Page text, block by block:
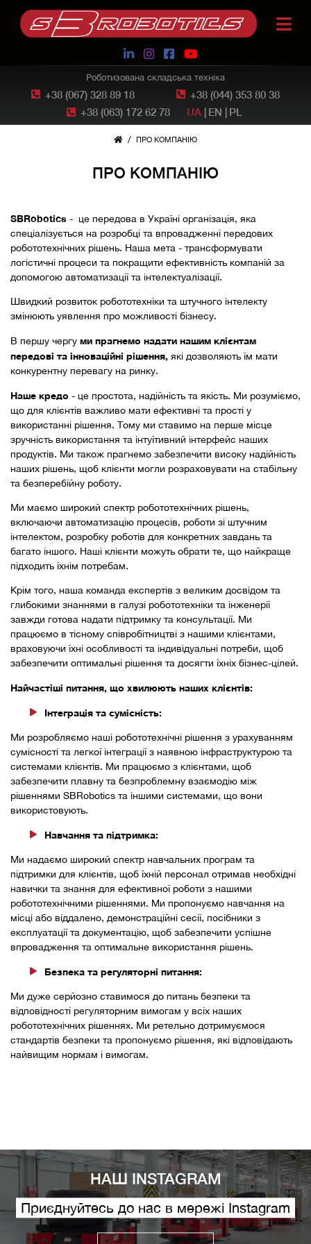
+38 (067) 328 89 18 +38 (044) 353 80 38
Роботизована складська техніка
+38 (063) 172 62 78 UA EN PL
/ ПРО КОМПАНІЮ
ПРО КОМПАНІЮ
SBRobotics - це передова в Україні організація, яка
спеціалізується на розробці та впровадженні передових
робототехнічних рішень. Наша мета - трансформувати
логістичні процеси та покращити ефективність компаній за
допомогою автоматизації та інтелектуалізації.
Швидкий розвиток робототехніки та штучного інтелекту
змінюють уявлення про можливості бізнесу.
В першу чергу ми прагнемо надати нашим клієнтам
передові та інноваційні рішення, які дозволяють їм мати
конкурентну перевагу на ринку.
Наше кредо - це простота, надійність та якість. Ми розуміємо,
що для клієнтів важливо мати ефективні та прості у
використанні рішення. Тому ми ставимо на перше місце
зручність використання та інтуїтивний інтерфейс наших
продуктів. Ми також прагнемо забезпечити високу надійність
наших рішень, щоб клієнти могли розраховувати на стабільну
та безперебійну роботу.
Ми маємо широкий спектр робототехнічних рішень,
включаючи автоматизацію процесів, роботи зі штучним
інтелектом, розробку роботів для конкретних завдань та
багато іншого. Наші клієнти можуть обрати те, що найкраще
підходить їхнім потребам.
Крім того, наша команда експертів з великим досвідом та
глибокими знаннями в галузі робототехніки та інженерії
завжди готова надати підтримку та консультації. Ми
працюємо в тісному співробітництві з нашими клієнтами,
враховуючи їхні особливості та індивідуальні потреби, щоб
забезпечити оптимальні рішення та досягти їхніх бізнес-цілей.
Найчастіші питання, що хвилюють наших клієнтів:
Інтеграція та сумісність:
Ми розробляємо наші робототехнічні рішення з урахуванням
сумісності та легкої інтеграції з наявною інфраструктурою та
системами клієнтів. Ми працюємо з клієнтами, щоб
забезпечити плавну та безпроблемну взаємодію між
рішеннями SBRobotics та іншими системами, що вони
використовують.
Навчання та підтримка:
Ми надаємо широкий спектр навчальних програм та
підтримки для клієнтів, щоб їхній персонал отримав необхідні
навички та знання для ефективної роботи з нашими
робототехнічними рішеннями. Ми пропонуємо навчання на
місці або віддалено, демонстраційні сесії, посібники з
експлуатації та документацію, щоб забезпечити успішне
впровадження та оптимальне використання рішень.
Безпека та регуляторні питання:
Ми дуже серйозно ставимося до питань безпеки та
відповідності регуляторним вимогам у всіх наших
робототехнічних рішеннях. Ми ретельно дотримуємося
стандартів безпеки та пропонуємо рішення, які відповідають
найвищим нормам і вимогам.
НАШ INSTAGRAM
Приєднуйтесь до нас в мережі Instagram